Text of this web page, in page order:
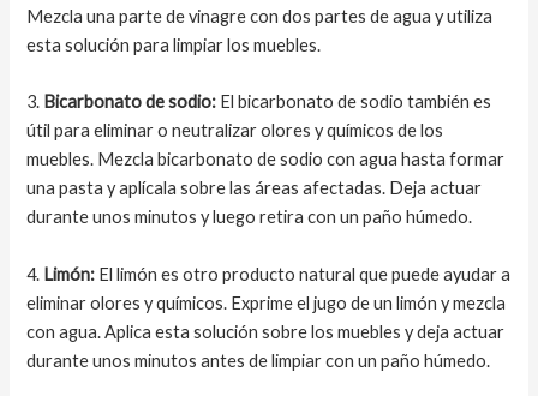
Mezcla una parte de vinagre con dos partes de agua y utiliza
esta solución para limpiar los muebles.
3. Bicarbonato de sodio: El bicarbonato de sodio también es
útil para eliminar o neutralizar olores y químicos de los
muebles. Mezcla bicarbonato de sodio con agua hasta formar
una pasta y aplícala sobre las áreas afectadas. Deja actuar
durante unos minutos y luego retira con un paño húmedo.
4. Limón: El limón es otro producto natural que puede ayudar a
eliminar olores y químicos. Exprime el jugo de un limón y mezcla
con agua. Aplica esta solución sobre los muebles y deja actuar
durante unos minutos antes de limpiar con un paño húmedo.